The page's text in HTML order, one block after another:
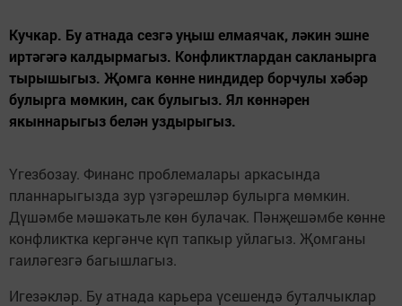
Кучкар. Бу атнада сезгә уңыш елмаячак, ләкин эшне
иртәгәгә калдырмагыз. Конфликтлардан сакланырга
тырышыгыз. Җомга көнне ниндидер борчулы хәбәр
булырга мөмкин, сак булыгыз. Ял көннәрен
якыннарыгыз белән уздырыгыз.
Үгезбозау. Финанс проблемалары аркасында
планнарыгызда зур үзгәрешләр булырга мөмкин.
Дүшәмбе мәшәкатьле көн булачак. Пәнҗешәмбе көнне
конфликтка кергәнче күп тапкыр уйлагыз. Җомганы
гаиләгезгә багышлагыз.
Игезәкләр. Бу атнада карьера үсешендә буталчыклар